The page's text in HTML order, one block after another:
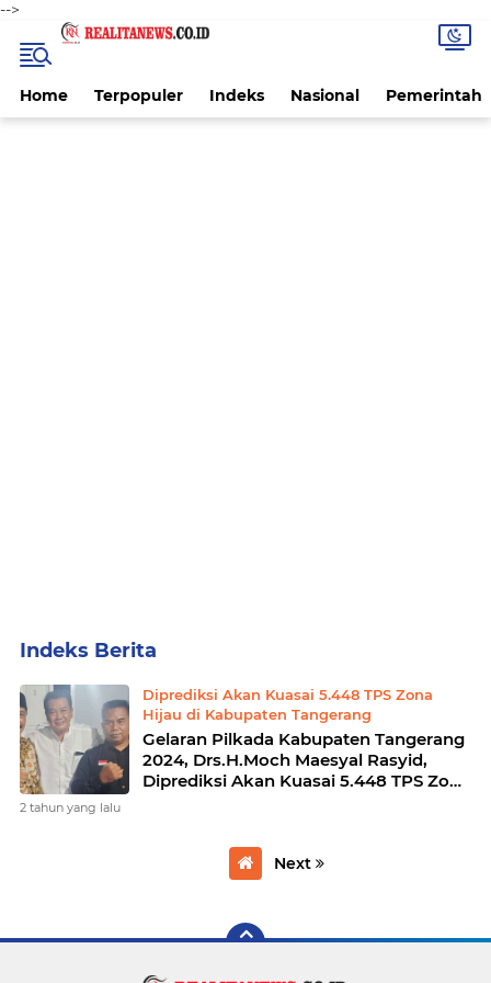
-->
Home Terpopuler Indeks Nasional Pemerintah
Diprediksi Akan Kuasai 5.448 TPS Zona
Hijau di Kabupaten Tangerang
Gelaran Pilkada Kabupaten Tangerang
2024, Drs.H.Moch Maesyal Rasyid,
Diprediksi Akan Kuasai 5.448 TPS Zona
2 tahun yang lalu
Next